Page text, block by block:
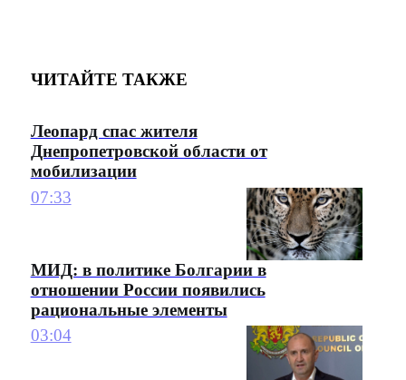
ЧИТАЙТЕ ТАКЖЕ
Леопард спас жителя
Днепропетровской области от
мобилизации
07:33
МИД: в политике Болгарии в
отношении России появились
рациональные элементы
03:04